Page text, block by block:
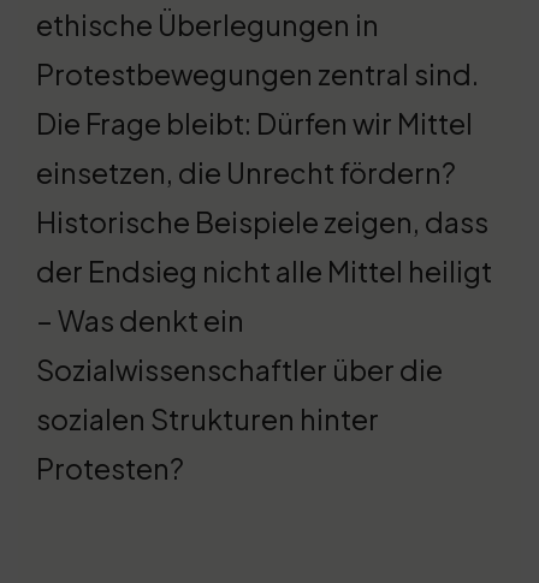
ethische Überlegungen in
Protestbewegungen zentral sind.
Die Frage bleibt: Dürfen wir Mittel
einsetzen, die Unrecht fördern?
Historische Beispiele zeigen, dass
der Endsieg nicht alle Mittel heiligt
– Was denkt ein
Sozialwissenschaftler über die
sozialen Strukturen hinter
Protesten?